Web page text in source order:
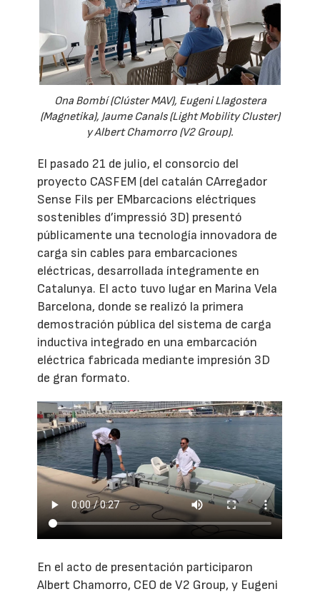
Ona Bombí (Clúster MAV), Eugeni Llagostera
(Magnetika), Jaume Canals (Light Mobility Cluster)
y Albert Chamorro (V2 Group).
El pasado 21 de julio, el consorcio del
proyecto CASFEM (del catalán CArregador
Sense Fils per EMbarcacions eléctriques
sostenibles d’impressió 3D) presentó
públicamente una tecnología innovadora de
carga sin cables para embarcaciones
eléctricas, desarrollada íntegramente en
Catalunya. El acto tuvo lugar en Marina Vela
Barcelona, donde se realizó la primera
demostración pública del sistema de carga
inductiva integrado en una embarcación
eléctrica fabricada mediante impresión 3D
de gran formato.
En el acto de presentación participaron
Albert Chamorro, CEO de V2 Group, y Eugeni